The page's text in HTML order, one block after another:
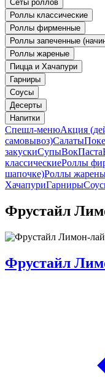
Сеты роллов
Роллы классические
Роллы фирменные
Роллы запеченные
Роллы жареные
Пицца и Хачапури
Гарниры
Соусы
Десерты
Напитки
Спешл-менюАкция
самовывоз)СалатыПоке
закускиСупыВокПаста
классическиеРоллы
шапочке)Роллы
ХачапуриГарниры
Фрустайл
Фрустайл